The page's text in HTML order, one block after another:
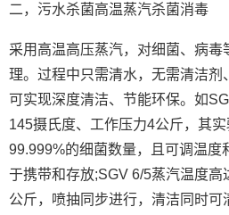
二，污水杀菌高温蒸汽杀菌消毒
采用高温高压蒸汽，对细菌、病毒
理。过程中只需清水，无需清洁剂
可实现深度清洁、节能环保。如
145摄氏度、工作压力4公斤，其
99.999%的细菌数量，且可调温度
于携带和存放;SGV 6/5蒸汽温度
公斤，喷抽同步进行，清洁同时可